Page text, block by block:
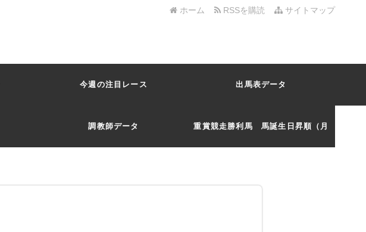
サイトマップ
RSSを購読
ホーム
今週の注目レース 出馬表データ
調教師データ 重賞競走勝利馬 馬誕生日昇順（月